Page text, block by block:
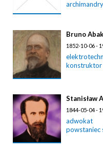
Bruno
1852-10-06 -
konstruktor
Stanisław
1844-05-04 -
adwokat
powstaniec